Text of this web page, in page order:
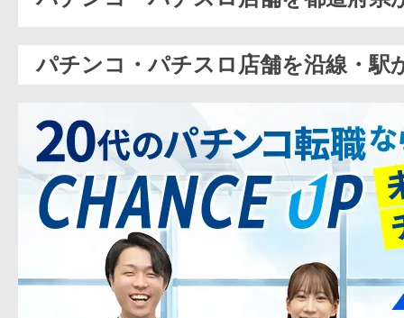
パチンコ・パチスロ店舗を沿線・駅